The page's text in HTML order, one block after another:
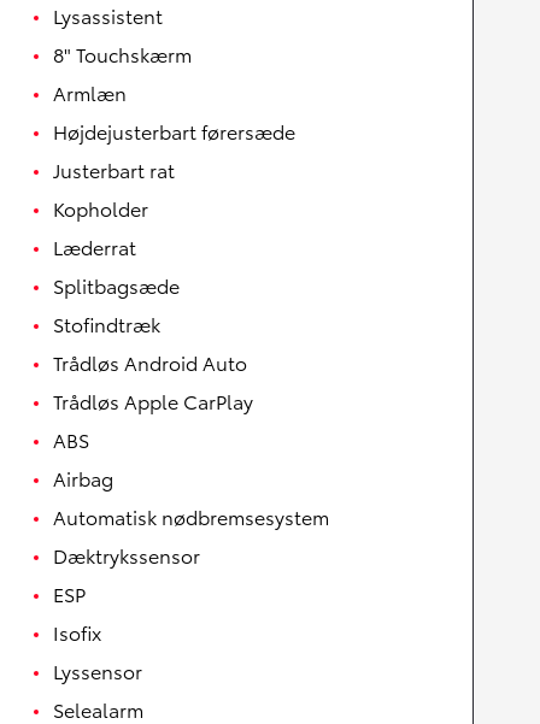
Lysassistent
8" Touchskærm
Armlæn
Højdejusterbart førersæde
Justerbart rat
Kopholder
Læderrat
Splitbagsæde
Stofindtræk
Trådløs Android Auto
Trådløs Apple CarPlay
ABS
Airbag
Automatisk nødbremsesystem
Dæktrykssensor
ESP
Isofix
Lyssensor
Selealarm